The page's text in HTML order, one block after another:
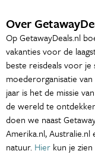
Over
Op GetawayDeals.nl
vakanties voor de
beste reisdeals voor je
moederorganisatie van
jaar is het de missie
de wereld te
doen we naast
Amerika.nl,
natuur. Hier kun je